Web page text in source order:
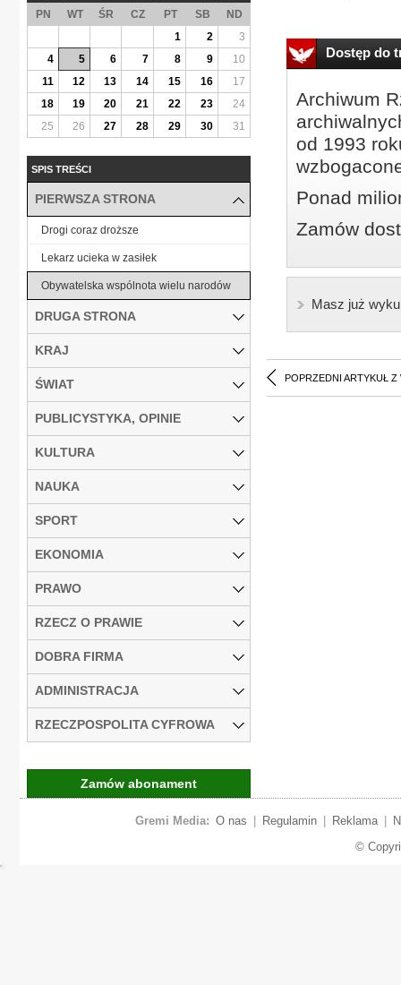
Dostęp do
Archiwum
od 1993
Ponad
Zamów
Masz już
POPRZEDNI ARTYKUŁ Z
PN WT ŚR CZ PT SB
ND
1
2
3
4
5 6 7 8 9
10
11
12 13 14 15 16
17
18
19 20 21 22 23
24
25
26 27 28 29 30 31
SPIS TREŚCI
PIERWSZA STRONA
Drogi coraz droższe
Lekarz ucieka w zasiłek
Obywatelska wspólnota wielu narodów
DRUGA STRONA
KRAJ
ŚWIAT
PUBLICYSTYKA, OPINIE
KULTURA
NAUKA
SPORT
EKONOMIA
PRAWO
RZECZ O PRAWIE
DOBRA FIRMA
ADMINISTRACJA
RZECZPOSPOLITA CYFROWA
Zamów abonament
Gremi Media: O nas Regulamin Reklama
©